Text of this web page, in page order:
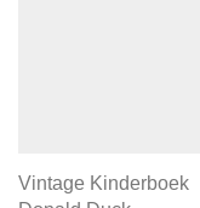
Vintage Kinderboek